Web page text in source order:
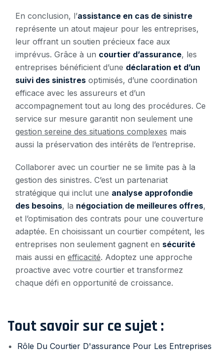
En conclusion, l’assistance en cas de sinistre
représente un atout majeur pour les entreprises,
leur offrant un soutien précieux face aux
imprévus. Grâce à un courtier d’assurance, les
entreprises bénéficient d’une déclaration et d’un
suivi des sinistres optimisés, d’une coordination
efficace avec les assureurs et d’un
accompagnement tout au long des procédures. Ce
service sur mesure garantit non seulement une
gestion sereine des situations complexes mais
aussi la préservation des intérêts de l’entreprise.
Collaborer avec un courtier ne se limite pas à la
gestion des sinistres. C’est un partenariat
stratégique qui inclut une analyse approfondie
des besoins, la négociation de meilleures offres,
et l’optimisation des contrats pour une couverture
adaptée. En choisissant un courtier compétent, les
entreprises non seulement gagnent en sécurité
mais aussi en efficacité. Adoptez une approche
proactive avec votre courtier et transformez
chaque défi en opportunité de croissance.
Tout savoir sur ce sujet :
Rôle Du Courtier D'assurance Pour Les Entreprises